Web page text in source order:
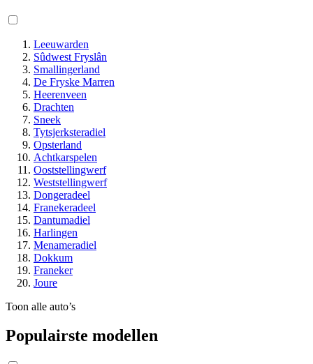
Leeuwarden
Sûdwest Fryslân
Smallingerland
De Fryske Marren
Heerenveen
Drachten
Sneek
Tytsjerksteradiel
Opsterland
Achtkarspelen
Ooststellingwerf
Weststellingwerf
Dongeradeel
Franekeradeel
Dantumadiel
Harlingen
Menameradiel
Dokkum
Franeker
Joure
Toon alle auto’s
Populairste modellen